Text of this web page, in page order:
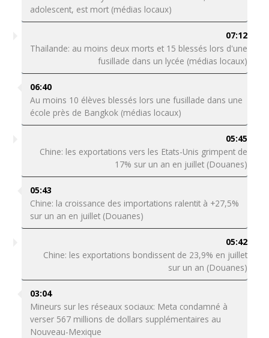
adolescent, est mort (médias locaux)
07:12
Thaïlande: au moins deux morts et 15 blessés lors d'une
fusillade dans un lycée (médias locaux)
06:40
Au moins 10 élèves blessés lors une fusillade dans une
école près de Bangkok (médias locaux)
05:45
Chine: les exportations vers les Etats-Unis grimpent de
17% sur un an en juillet (Douanes)
05:43
Chine: la croissance des importations ralentit à +27,5%
sur un an en juillet (Douanes)
05:42
Chine: les exportations bondissent de 23,9% en juillet
sur un an (Douanes)
03:04
Mineurs sur les réseaux sociaux: Meta condamné à
verser 567 millions de dollars supplémentaires au
Nouveau-Mexique